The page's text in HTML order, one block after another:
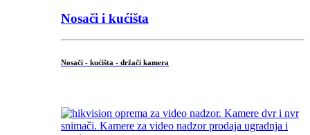
Nosači i kućišta
Nosači - kućišta - držači kamera